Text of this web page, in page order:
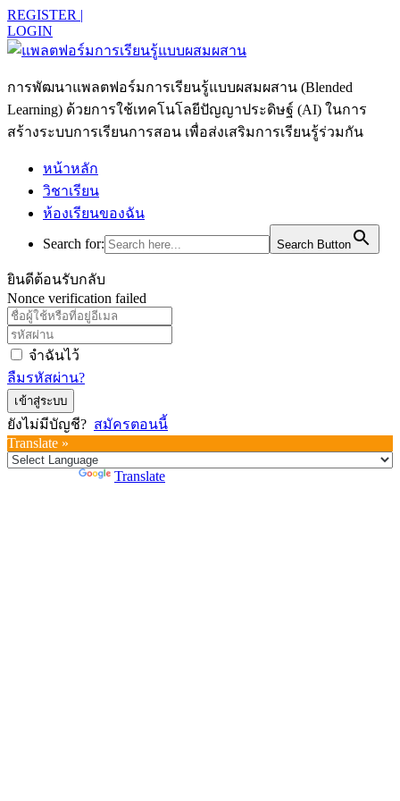
REGISTER |
LOGIN
การพัฒนาแพลตฟอร์มการเรียนรู้แบบผสมผสาน (Blended
Learning) ด้วยการใช้เทคโนโลยีปัญญาประดิษฐ์ (AI) ในการ
สร้างระบบการเรียนการสอน เพื่อส่งเสริมการเรียนรู้ร่วมกัน
หน้าหลัก
วิชาเรียน
ห้องเรียนของฉัน
Search for:
Search Button
ยินดีต้อนรับกลับ
Nonce verification failed
จำฉันไว้
ลืมรหัสผ่าน?
เข้าสู่ระบบ
ยังไม่มีบัญชี? สมัครตอนนี้
Translate »
Translate